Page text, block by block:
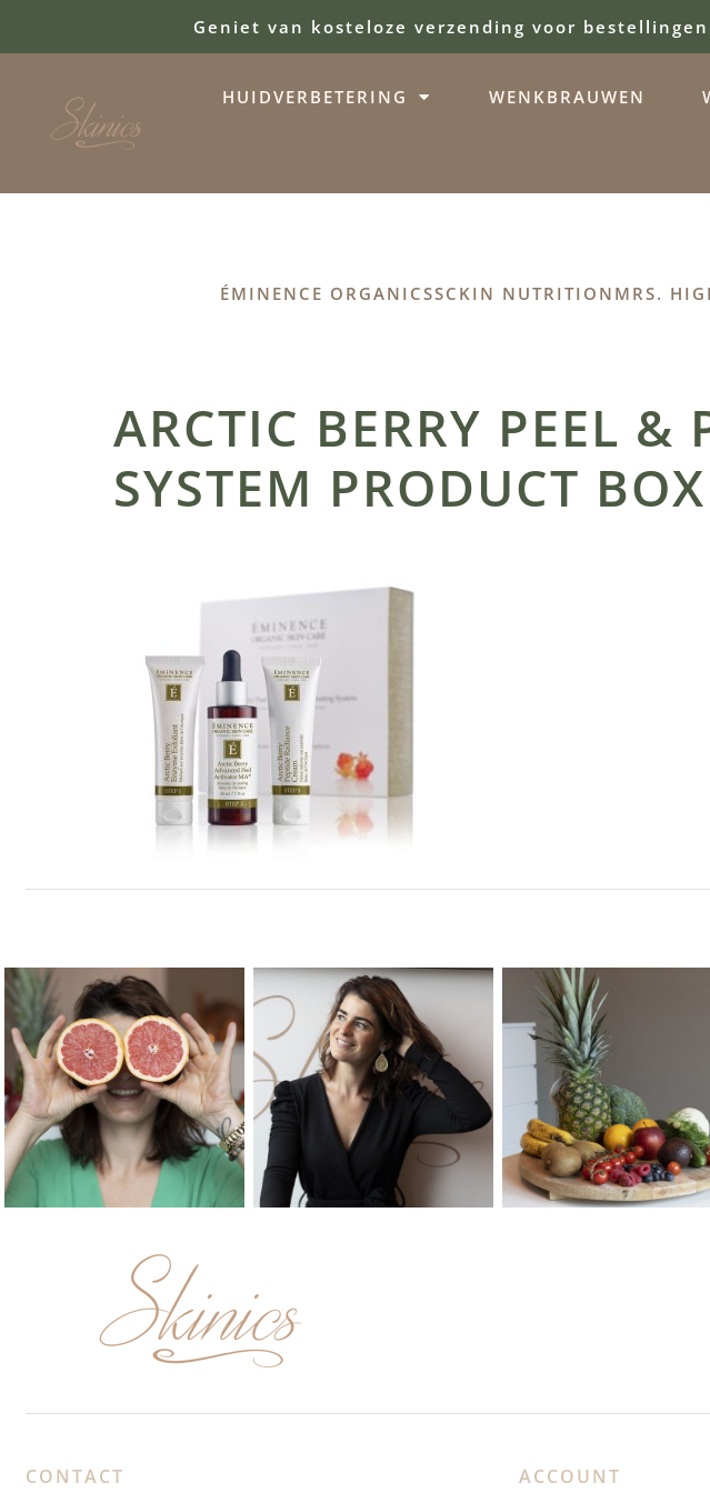
Geniet van kosteloze verzending voor
HUIDVERBETERING WENKBRAUWEN
ÉMINENCE ORGANICSSCKIN NUTRITION MRS.
ARCTIC BERRY PEEL
SYSTEM PRODUCT
CONTACT ACCOUNT